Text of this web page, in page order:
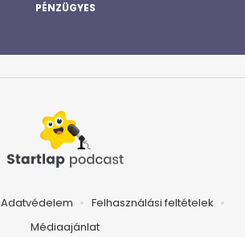
PÉNZÜGYES
Adatvédelem
Felhasználási feltételek
Médiaajánlat